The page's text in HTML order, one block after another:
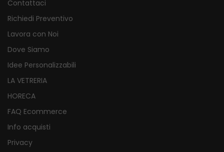
Contattaci
Richiedi Preventivo
Lavora con Noi
Dove Siamo
Idee Personalizzabili
LA VETRERIA
HORECA
FAQ Ecommerce
Info acquisti
Privacy